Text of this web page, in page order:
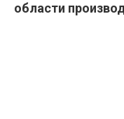
области